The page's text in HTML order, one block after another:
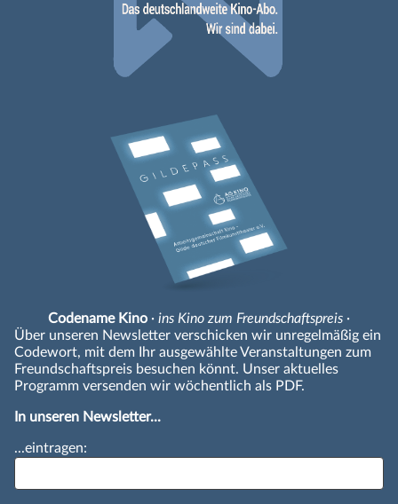
Codename Kino · ins Kino zum Freundschaftspreis ·
Über unseren Newsletter verschicken wir unregelmäßig ein
Codewort, mit dem Ihr ausgewählte Veranstaltungen zum
Freundschaftspreis besuchen könnt. Unser aktuelles
Programm versenden wir wöchentlich als PDF.
In unseren Newsletter...
...eintragen: